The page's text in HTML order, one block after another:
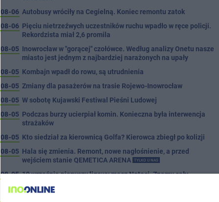
08-06 Autobusy wróciły na Cegielną. Koniec remontu zatok
08-06 Pięciu nietrzeźwych uczestników ruchu wpadło w ręce policji.
Rekordzista miał 2,6 promila
08-05 Inowrocław w "gorącej" czołówce. Według analizy Onetu nasze
miasto jest jednym z najbardziej narażonych na upały
08-05 Kombajn wpadł do rowu, są utrudnienia
08-05 Zmiany dla pasażerów na trasie Rojewo-Inowrocław
08-05 W sobotę Kujawski Festiwal Pieśni Ludowej
08-05 Podczas burzy ucierpiał komin. Konieczna była interwencja
strażaków
08-05 Kto siedział za kierownicą Golfa? Kierowca zbiegł po kolizji
08-05 Hala się zmienia. Remont, nowe nagłośnienie, a przed
wejściem stanie QEMETICA ARENA
TYLKO U NAS
08-05 19 września pierwszy ligowy mecz Noteci. Znamy cały